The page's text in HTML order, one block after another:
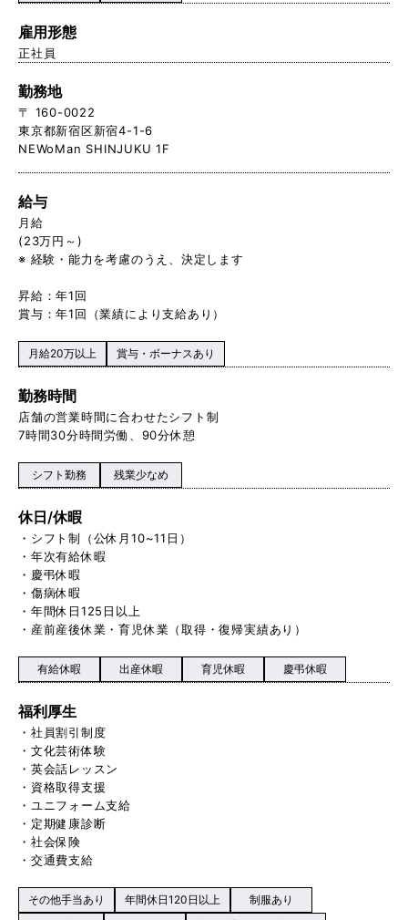
雇用形態
正社員
勤務地
〒 160-0022
東京都新宿区新宿4-1-6
NEWoMan SHINJUKU 1F
給与
月給
(23万円～)
※ 経験・能力を考慮のうえ、決定します
昇給：年1回
賞与：年1回（業績により支給あり）
月給20万以上 賞与・ボーナスあり
勤務時間
店舗の営業時間に合わせたシフト制
7時間30分時間労働、90分休憩
シフト勤務 残業少なめ
休日/休暇
・シフト制（公休月10~11日）
・年次有給休暇
・慶弔休暇
・傷病休暇
・年間休日125日以上
・産前産後休業・育児休業（取得・復帰実績あり）
有給休暇 出産休暇 育児休暇 慶弔休暇
福利厚生
・社員割引制度
・文化芸術体験
・英会話レッスン
・資格取得支援
・ユニフォーム支給
・定期健康診断
・社会保険
・交通費支給
その他手当あり 年間休日120日以上
制服あり